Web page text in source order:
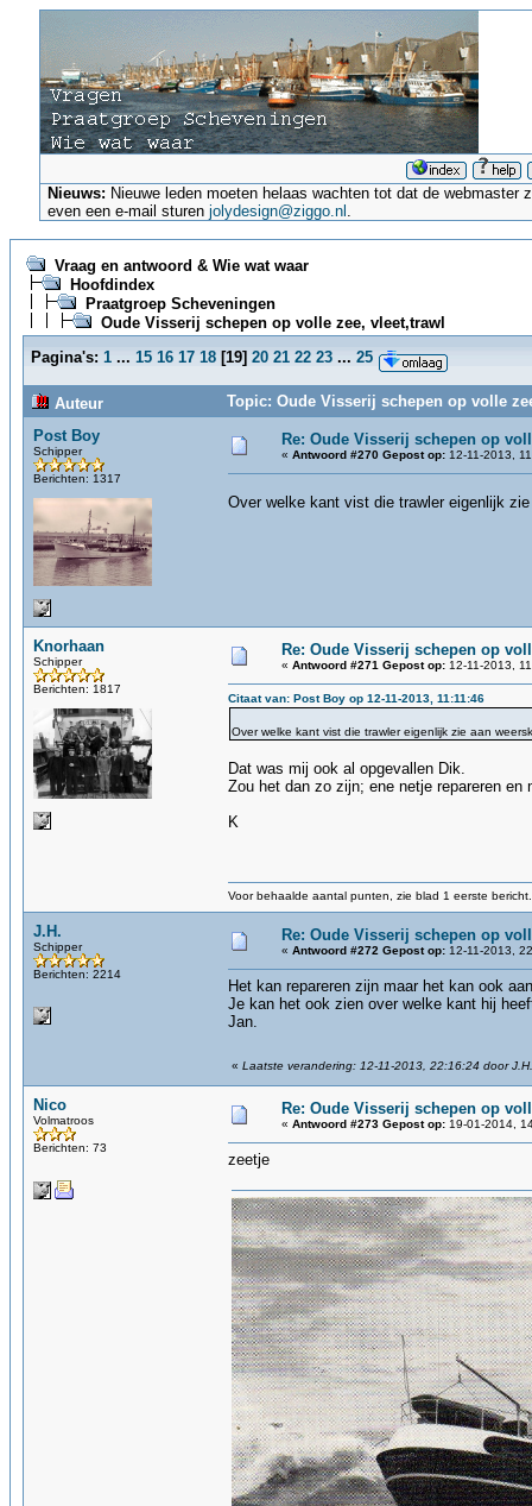
Nieuws: Nieuwe leden moeten helaas wachten tot dat de
even een e-mail sturenjolydesign@ziggo.nl .
Vraag en antwoord & Wie wat waar
Hoofdindex
Praatgroep Scheveningen
Oude Visserij schepen op volle zee, vleet,trawl
Pagina's: 1 ... 15 16 17 18 [19] 20 21 22 23 ... 25
Auteur
Topic: Oude Visserij schepen op volle
Post Boy
Schipper
Berichten: 1317
Re: Oude Visserij schepen op
« Antwoord #270 Gepost op: 12-11-2013,
Over welke kant vist die trawler eigenlijk
Knorhaan
Schipper
Berichten: 1817
Re: Oude Visserij schepen op
« Antwoord #271 Gepost op: 12-11-2013,
Citaat van: Post Boy op 12-11-2013, 11:11:46
Over welke kant vist die trawler eigenlijk zie aan
Dat was mij ook al opgevallen Dik.
Zou het dan zo zijn; ene netje repareren en
K
Voor behaalde aantal punten, zie blad 1 eerste bericht.
J.H.
Schipper
Berichten: 2214
Re: Oude Visserij schepen op
« Antwoord #272 Gepost op: 12-11-2013,
Het kan repareren zijn maar het kan ook
Je kan het ook zien over welke kant hij
Jan.
« Laatste verandering: 12-11-2013, 22:16:24 door J.H.
Nico
Volmatroos
Berichten: 73
Re: Oude Visserij schepen op
« Antwoord #273 Gepost op: 19-01-2014,
zeetje